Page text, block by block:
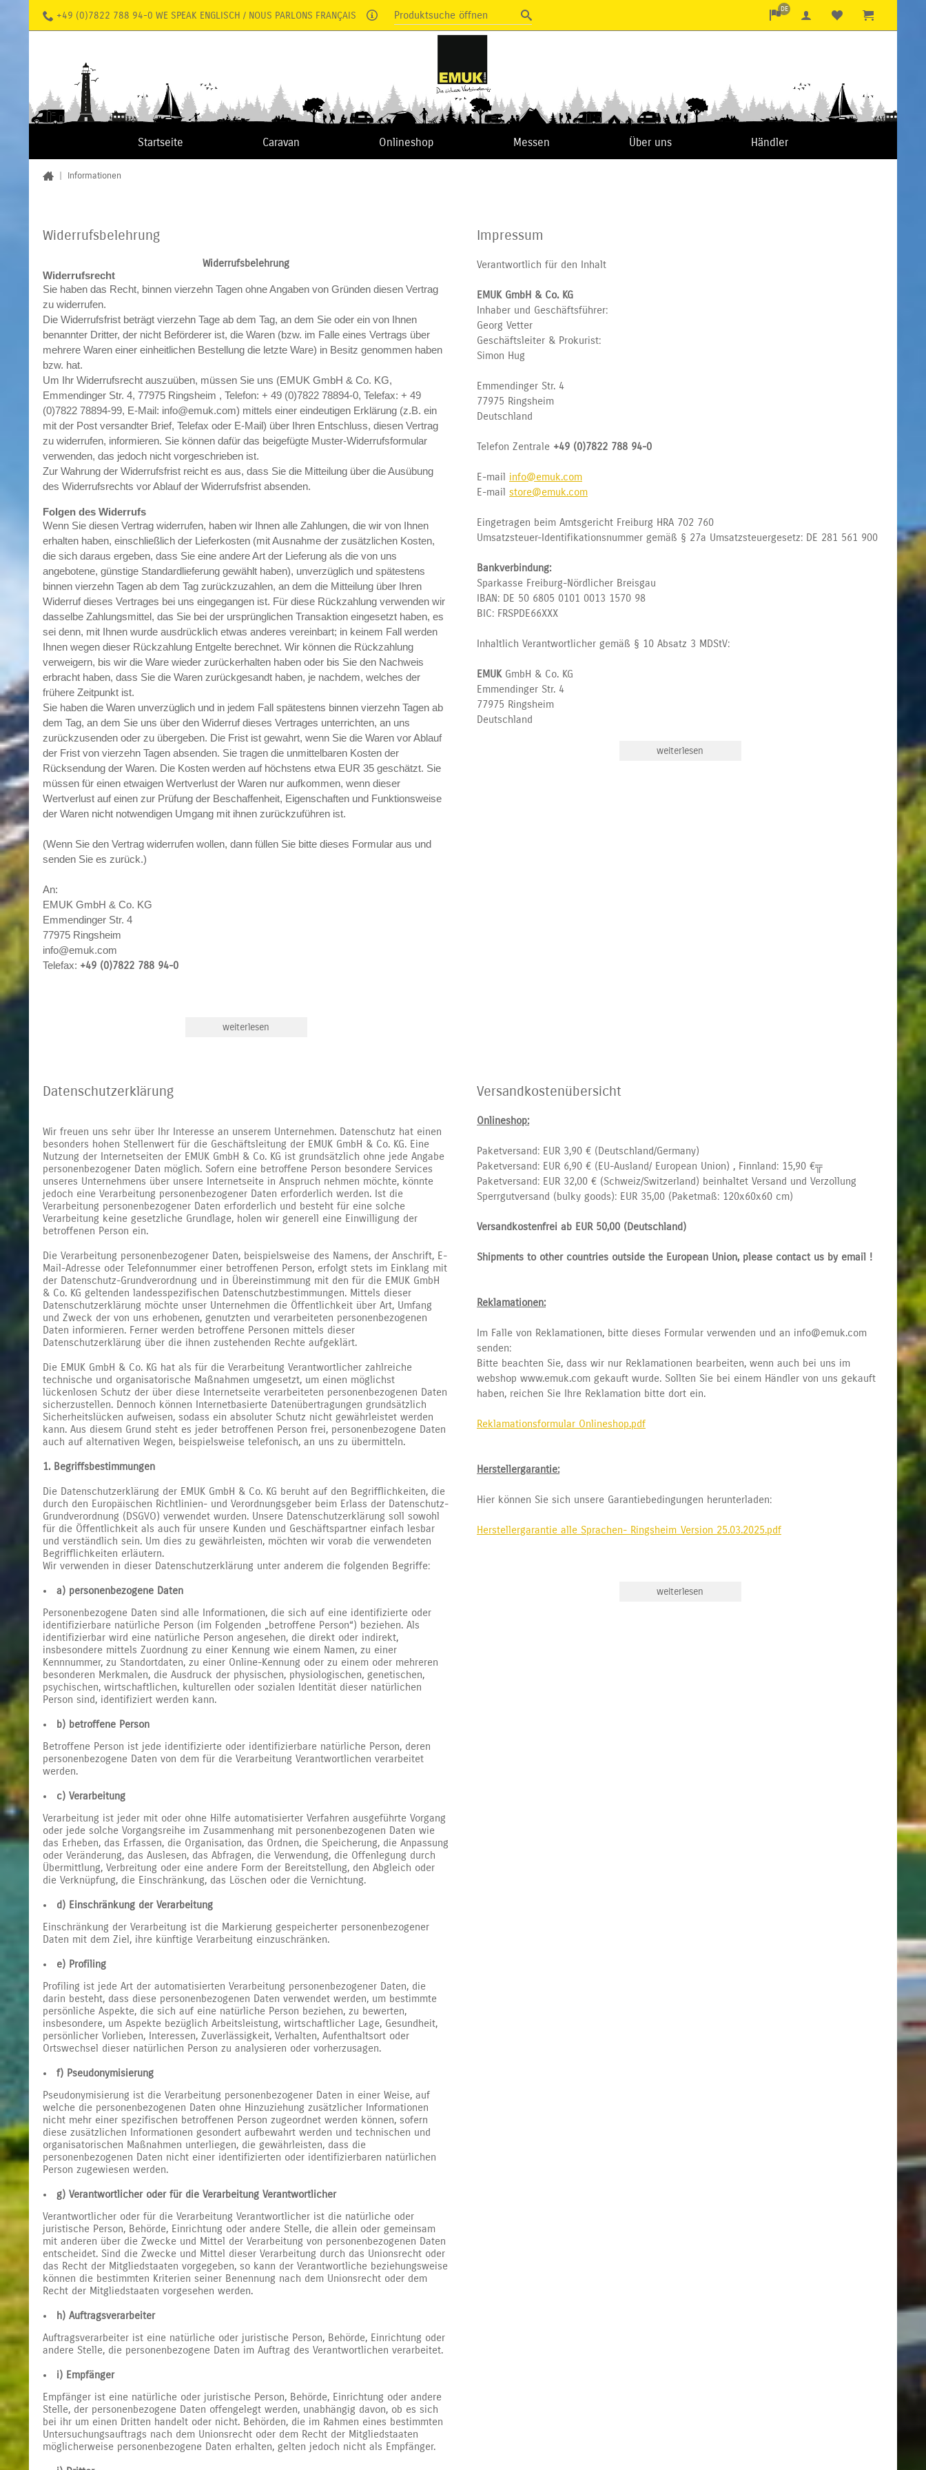
+49 (0)7822 788 94-0 WE SPEAK ENGLISCH / NOUS PARLONS FRANÇAIS Produktsuche öffnen DE
Startseite Caravan Onlineshop Messen Über uns Händler
Informationen
Widerrufsbelehrung
Widerrufsbelehrung
Widerrufsrecht
Sie haben das Recht, binnen vierzehn Tagen ohne Angaben von Gründen diesen Vertrag
zu widerrufen.
Die Widerrufsfrist beträgt vierzehn Tage ab dem Tag, an dem Sie oder ein von Ihnen
benannter Dritter, der nicht Beförderer ist, die Waren (bzw. im Falle eines Vertrags über
mehrere Waren einer einheitlichen Bestellung die letzte Ware) in Besitz genommen haben
bzw. hat.
Um Ihr Widerrufsrecht auszuüben, müssen Sie uns (EMUK GmbH & Co. KG,
Emmendinger Str. 4, 77975 Ringsheim , Telefon: + 49 (0)7822 78894-0, Telefax: + 49
(0)7822 78894-99, E-Mail: info@emuk.com) mittels einer eindeutigen Erklärung (z.B. ein
mit der Post versandter Brief, Telefax oder E-Mail) über Ihren Entschluss, diesen Vertrag
zu widerrufen, informieren. Sie können dafür das beigefügte Muster-Widerrufsformular
verwenden, das jedoch nicht vorgeschrieben ist.
Zur Wahrung der Widerrufsfrist reicht es aus, dass Sie die Mitteilung über die Ausübung
des Widerrufsrechts vor Ablauf der Widerrufsfrist absenden.
Folgen des Widerrufs
Wenn Sie diesen Vertrag widerrufen, haben wir Ihnen alle Zahlungen, die wir von Ihnen
erhalten haben, einschließlich der Lieferkosten (mit Ausnahme der zusätzlichen Kosten,
die sich daraus ergeben, dass Sie eine andere Art der Lieferung als die von uns
angebotene, günstige Standardlieferung gewählt haben), unverzüglich und spätestens
binnen vierzehn Tagen ab dem Tag zurückzuzahlen, an dem die Mitteilung über Ihren
Widerruf dieses Vertrages bei uns eingegangen ist. Für diese Rückzahlung verwenden wir
dasselbe Zahlungsmittel, das Sie bei der ursprünglichen Transaktion eingesetzt haben, es
sei denn, mit Ihnen wurde ausdrücklich etwas anderes vereinbart; in keinem Fall werden
Ihnen wegen dieser Rückzahlung Entgelte berechnet. Wir können die Rückzahlung
verweigern, bis wir die Ware wieder zurückerhalten haben oder bis Sie den Nachweis
erbracht haben, dass Sie die Waren zurückgesandt haben, je nachdem, welches der
frühere Zeitpunkt ist.
Sie haben die Waren unverzüglich und in jedem Fall spätestens binnen vierzehn Tagen ab
dem Tag, an dem Sie uns über den Widerruf dieses Vertrages unterrichten, an uns
zurückzusenden oder zu übergeben. Die Frist ist gewahrt, wenn Sie die Waren vor Ablauf
der Frist von vierzehn Tagen absenden. Sie tragen die unmittelbaren Kosten der
Rücksendung der Waren. Die Kosten werden auf höchstens etwa EUR 35 geschätzt. Sie
müssen für einen etwaigen Wertverlust der Waren nur aufkommen, wenn dieser
Wertverlust auf einen zur Prüfung der Beschaffenheit, Eigenschaften und Funktionsweise
der Waren nicht notwendigen Umgang mit ihnen zurückzuführen ist.
(Wenn Sie den Vertrag widerrufen wollen, dann füllen Sie bitte dieses Formular aus und
senden Sie es zurück.)
An:
EMUK GmbH & Co. KG
Emmendinger Str. 4
77975 Ringsheim
info@emuk.com
Telefax: +49 (0)7822 788 94-0
weiterlesen
Impressum
Verantwortlich für den Inhalt
EMUK GmbH & Co. KG
Inhaber und Geschäftsführer:
Georg Vetter
Geschäftsleiter & Prokurist:
Simon Hug
Emmendinger Str. 4
77975 Ringsheim
Deutschland
Telefon Zentrale +49 (0)7822 788 94-0
E-mail info@emuk.com
E-mail store@emuk.com
Eingetragen beim Amtsgericht Freiburg HRA 702 760
Umsatzsteuer-Identifikationsnummer gemäß § 27a Umsatzsteuergesetz: DE 281 561 900
Bankverbindung:
Sparkasse Freiburg-Nördlicher Breisgau
IBAN: DE 50 6805 0101 0013 1570 98
BIC: FRSPDE66XXX
Inhaltlich Verantwortlicher gemäß § 10 Absatz 3 MDStV:
EMUKGmbH & Co. KG
Emmendinger Str. 4
77975 Ringsheim
Deutschland
weiterlesen
Datenschutzerklärung
Wir freuen uns sehr über Ihr Interesse an unserem Unternehmen. Datenschutz hat einen
besonders hohen Stellenwert für die Geschäftsleitung der EMUK GmbH & Co. KG. Eine
Nutzung der Internetseiten der EMUK GmbH & Co. KG ist grundsätzlich ohne jede Angabe
personenbezogener Daten möglich. Sofern eine betroffene Person besondere Services
unseres Unternehmens über unsere Internetseite in Anspruch nehmen möchte, könnte
jedoch eine Verarbeitung personenbezogener Daten erforderlich werden. Ist die
Verarbeitung personenbezogener Daten erforderlich und besteht für eine solche
Verarbeitung keine gesetzliche Grundlage, holen wir generell eine Einwilligung der
betroffenen Person ein.
Die Verarbeitung personenbezogener Daten, beispielsweise des Namens, der Anschrift, E-
Mail-Adresse oder Telefonnummer einer betroffenen Person, erfolgt stets im Einklang mit
der Datenschutz-Grundverordnung und in Übereinstimmung mit den für die EMUK GmbH
& Co. KG geltenden landesspezifischen Datenschutzbestimmungen. Mittels dieser
Datenschutzerklärung möchte unser Unternehmen die Öffentlichkeit über Art, Umfang
und Zweck der von uns erhobenen, genutzten und verarbeiteten personenbezogenen
Daten informieren. Ferner werden betroffene Personen mittels dieser
Datenschutzerklärung über die ihnen zustehenden Rechte aufgeklärt.
Die EMUK GmbH & Co. KG hat als für die Verarbeitung Verantwortlicher zahlreiche
technische und organisatorische Maßnahmen umgesetzt, um einen möglichst
lückenlosen Schutz der über diese Internetseite verarbeiteten personenbezogenen Daten
sicherzustellen. Dennoch können Internetbasierte Datenübertragungen grundsätzlich
Sicherheitslücken aufweisen, sodass ein absoluter Schutz nicht gewährleistet werden
kann. Aus diesem Grund steht es jeder betroffenen Person frei, personenbezogene Daten
auch auf alternativen Wegen, beispielsweise telefonisch, an uns zu übermitteln.
1. Begriffsbestimmungen
Die Datenschutzerklärung der EMUK GmbH & Co. KG beruht auf den Begrifflichkeiten, die
durch den Europäischen Richtlinien- und Verordnungsgeber beim Erlass der Datenschutz-
Grundverordnung (DSGVO) verwendet wurden. Unsere Datenschutzerklärung soll sowohl
für die Öffentlichkeit als auch für unsere Kunden und Geschäftspartner einfach lesbar
und verständlich sein. Um dies zu gewährleisten, möchten wir vorab die verwendeten
Begrifflichkeiten erläutern.
Wir verwenden in dieser Datenschutzerklärung unter anderem die folgenden Begriffe:
a) personenbezogene Daten
Personenbezogene Daten sind alle Informationen, die sich auf eine identifizierte oder
identifizierbare natürliche Person (im Folgenden „betroffene Person“) beziehen. Als
identifizierbar wird eine natürliche Person angesehen, die direkt oder indirekt,
insbesondere mittels Zuordnung zu einer Kennung wie einem Namen, zu einer
Kennnummer, zu Standortdaten, zu einer Online-Kennung oder zu einem oder mehreren
besonderen Merkmalen, die Ausdruck der physischen, physiologischen, genetischen,
psychischen, wirtschaftlichen, kulturellen oder sozialen Identität dieser natürlichen
Person sind, identifiziert werden kann.
b) betroffene Person
Betroffene Person ist jede identifizierte oder identifizierbare natürliche Person, deren
personenbezogene Daten von dem für die Verarbeitung Verantwortlichen verarbeitet
werden.
c) Verarbeitung
Verarbeitung ist jeder mit oder ohne Hilfe automatisierter Verfahren ausgeführte Vorgang
oder jede solche Vorgangsreihe im Zusammenhang mit personenbezogenen Daten wie
das Erheben, das Erfassen, die Organisation, das Ordnen, die Speicherung, die Anpassung
oder Veränderung, das Auslesen, das Abfragen, die Verwendung, die Offenlegung durch
Übermittlung, Verbreitung oder eine andere Form der Bereitstellung, den Abgleich oder
die Verknüpfung, die Einschränkung, das Löschen oder die Vernichtung.
d) Einschränkung der Verarbeitung
Einschränkung der Verarbeitung ist die Markierung gespeicherter personenbezogener
Daten mit dem Ziel, ihre künftige Verarbeitung einzuschränken.
e) Profiling
Profiling ist jede Art der automatisierten Verarbeitung personenbezogener Daten, die
darin besteht, dass diese personenbezogenen Daten verwendet werden, um bestimmte
persönliche Aspekte, die sich auf eine natürliche Person beziehen, zu bewerten,
insbesondere, um Aspekte bezüglich Arbeitsleistung, wirtschaftlicher Lage, Gesundheit,
persönlicher Vorlieben, Interessen, Zuverlässigkeit, Verhalten, Aufenthaltsort oder
Ortswechsel dieser natürlichen Person zu analysieren oder vorherzusagen.
f) Pseudonymisierung
Pseudonymisierung ist die Verarbeitung personenbezogener Daten in einer Weise, auf
welche die personenbezogenen Daten ohne Hinzuziehung zusätzlicher Informationen
nicht mehr einer spezifischen betroffenen Person zugeordnet werden können, sofern
diese zusätzlichen Informationen gesondert aufbewahrt werden und technischen und
organisatorischen Maßnahmen unterliegen, die gewährleisten, dass die
personenbezogenen Daten nicht einer identifizierten oder identifizierbaren natürlichen
Person zugewiesen werden.
g) Verantwortlicher oder für die Verarbeitung Verantwortlicher
Verantwortlicher oder für die Verarbeitung Verantwortlicher ist die natürliche oder
juristische Person, Behörde, Einrichtung oder andere Stelle, die allein oder gemeinsam
mit anderen über die Zwecke und Mittel der Verarbeitung von personenbezogenen Daten
entscheidet. Sind die Zwecke und Mittel dieser Verarbeitung durch das Unionsrecht oder
das Recht der Mitgliedstaaten vorgegeben, so kann der Verantwortliche beziehungsweise
können die bestimmten Kriterien seiner Benennung nach dem Unionsrecht oder dem
Recht der Mitgliedstaaten vorgesehen werden.
h) Auftragsverarbeiter
Auftragsverarbeiter ist eine natürliche oder juristische Person, Behörde, Einrichtung oder
andere Stelle, die personenbezogene Daten im Auftrag des Verantwortlichen verarbeitet.
i) Empfänger
Empfänger ist eine natürliche oder juristische Person, Behörde, Einrichtung oder andere
Stelle, der personenbezogene Daten offengelegt werden, unabhängig davon, ob es sich
bei ihr um einen Dritten handelt oder nicht. Behörden, die im Rahmen eines bestimmten
Untersuchungsauftrags nach dem Unionsrecht oder dem Recht der Mitgliedstaaten
möglicherweise personenbezogene Daten erhalten, gelten jedoch nicht als Empfänger.
Versandkostenübersicht
Onlineshop:
Paketversand: EUR 3,90 € (Deutschland/Germany)
Paketversand: EUR 6,90 € (EU-Ausland/ European Union) , Finnland: 15,90 €╦
Paketversand: EUR 32,00 € (Schweiz/Switzerland) beinhaltet Versand und Verzollung
Sperrgutversand (bulky goods): EUR 35,00 (Paketmaß: 120x60x60 cm)
Versandkostenfrei ab EUR 50,00 (Deutschland)
Shipments to other countries outside the European Union, please contact us by email !
Reklamationen:
Im Falle von Reklamationen, bitte dieses Formular verwenden und an info@emuk.com
senden:
Bitte beachten Sie, dass wir nur Reklamationen bearbeiten, wenn auch bei uns im
webshop www.emuk.com gekauft wurde. Sollten Sie bei einem Händler von uns gekauft
haben, reichen Sie Ihre Reklamation bitte dort ein.
Reklamationsformular Onlineshop.pdf
Herstellergarantie:
Hier können Sie sich unsere Garantiebedingungen herunterladen:
Herstellergarantie alle Sprachen- Ringsheim_Version 25.03.2025.pdf
weiterlesen